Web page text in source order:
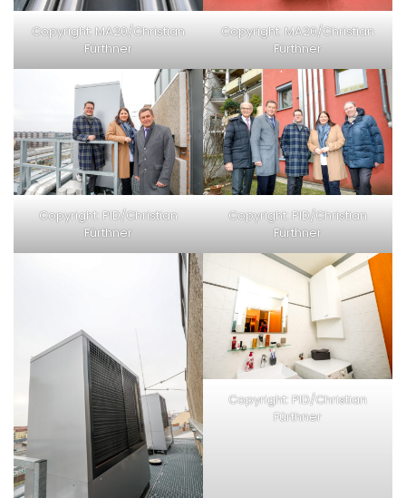
Copy­right: MA20/Christian
Fürthner
Copy­right: MA20/Christian
Fürthner
Copy­right: PID/Christian
Fürthner
Copy­right: PID/Christian
Fürthner
Copy­right: PID/Christian
Fürthner